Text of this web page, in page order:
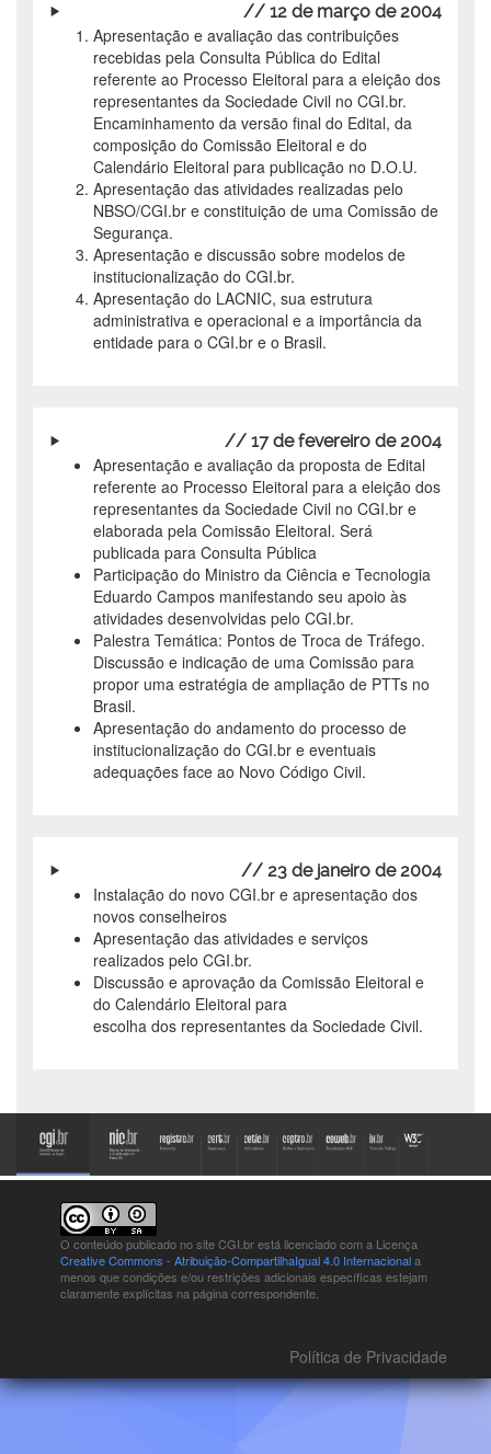
// 12 de março de 2004
Apresentação e avaliação das contribuições
recebidas pela Consulta Pública do Edital
referente ao Processo Eleitoral para a eleição dos
representantes da Sociedade Civil no CGI.br.
Encaminhamento da versão final do Edital, da
composição do Comissão Eleitoral e do
Calendário Eleitoral para publicação no D.O.U.
Apresentação das atividades realizadas pelo
NBSO/CGI.br e constituição de uma Comissão de
Segurança.
Apresentação e discussão sobre modelos de
institucionalização do CGI.br.
Apresentação do LACNIC, sua estrutura
administrativa e operacional e a importância da
entidade para o CGI.br e o Brasil.
// 17 de fevereiro de 2004
Apresentação e avaliação da proposta de Edital
referente ao Processo Eleitoral para a eleição dos
representantes da Sociedade Civil no CGI.br e
elaborada pela Comissão Eleitoral. Será
publicada para Consulta Pública
Participação do Ministro da Ciência e Tecnologia
Eduardo Campos manifestando seu apoio às
atividades desenvolvidas pelo CGI.br.
Palestra Temática: Pontos de Troca de Tráfego.
Discussão e indicação de uma Comissão para
propor uma estratégia de ampliação de PTTs no
Brasil.
Apresentação do andamento do processo de
institucionalização do CGI.br e eventuais
adequações face ao Novo Código Civil.
// 23 de janeiro de 2004
Instalação do novo CGI.br e apresentação dos
novos conselheiros
Apresentação das atividades e serviços
realizados pelo CGI.br.
Discussão e aprovação da Comissão Eleitoral e
do Calendário Eleitoral para
escolha dos representantes da Sociedade Civil.
O conteúdo publicado no site CGI.br está licenciado com a Licença
Creative Commons - Atribuição-CompartilhaIgual 4.0 Internacionala
menos que condições e/ou restrições adicionais específicas estejam
claramente explícitas na página correspondente.
Política de Privacidade